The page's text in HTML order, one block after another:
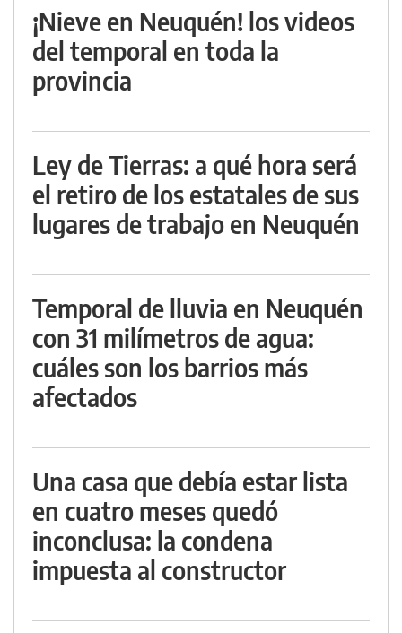
¡Nieve en Neuquén! los videos
del temporal en toda la
provincia
Ley de Tierras: a qué hora será
el retiro de los estatales de sus
lugares de trabajo en Neuquén
Temporal de lluvia en Neuquén
con 31 milímetros de agua:
cuáles son los barrios más
afectados
Una casa que debía estar lista
en cuatro meses quedó
inconclusa: la condena
impuesta al constructor